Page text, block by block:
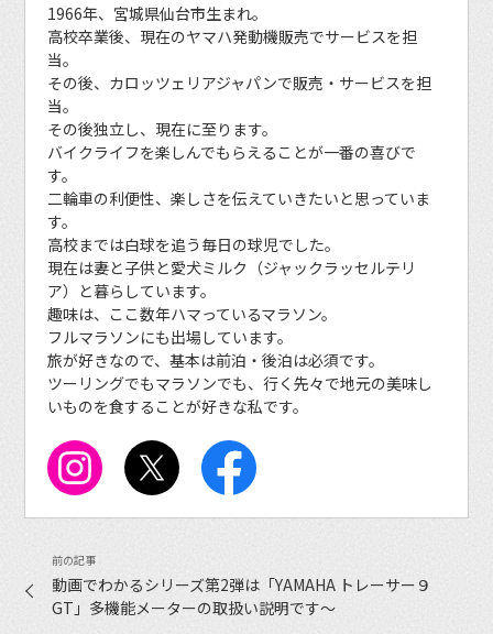
1966年、宮城県仙台市生まれ。
高校卒業後、現在のヤマハ発動機販売でサービスを担
当。
その後、カロッツェリアジャパンで販売・サービスを担
当。
その後独立し、現在に至ります。
バイクライフを楽しんでもらえることが一番の喜びで
す。
二輪車の利便性、楽しさを伝えていきたいと思っていま
す。
高校までは白球を追う毎日の球児でした。
現在は妻と子供と愛犬ミルク（ジャックラッセルテリ
ア）と暮らしています。
趣味は、ここ数年ハマっているマラソン。
フルマラソンにも出場しています。
旅が好きなので、基本は前泊・後泊は必須です。
ツーリングでもマラソンでも、行く先々で地元の美味し
いものを食することが好きな私です。
動画でわかるシリーズ第2弾は「YAMAHA トレーサー９
GT」多機能メーターの取扱い説明です〜